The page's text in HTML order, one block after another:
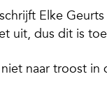
Elke
uit, dus dit is
naar troost in